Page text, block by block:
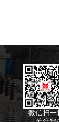
微信扫一